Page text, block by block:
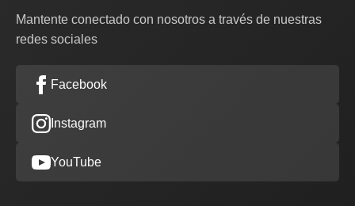
Mantente conectado con nosotros a través de nuestras
redes sociales
Facebook
Instagram
YouTube